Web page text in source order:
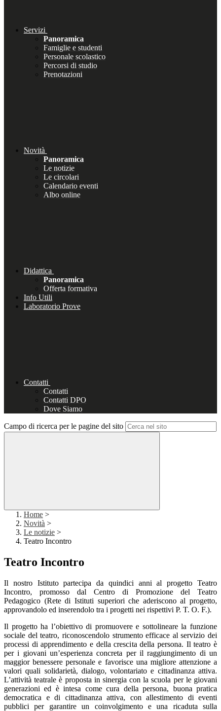
Servizi
Panoramica
Famiglie e studenti
Personale scolastico
Percorsi di studio
Prenotazioni
Novità
Panoramica
Le notizie
Le circolari
Calendario eventi
Albo online
Didattica
Panoramica
Offerta formativa
Info Utili
Laboratorio Prove
Contatti
Contatti
Contatti DPO
Dove Siamo
Campo di ricerca per le pagine del sito
Home >
Novità >
Le notizie >
Teatro Incontro
Teatro Incontro
Il nostro Istituto partecipa da quindici anni al progetto Teatro
Incontro, promosso dal Centro di Promozione del Teatro
Pedagogico (Rete di Istituti superiori che aderiscono al progetto,
approvandolo ed inserendolo tra i progetti nei rispettivi P. T. O. F.).
Il progetto ha l’obiettivo di promuovere e sottolineare la funzione
sociale del teatro, riconoscendolo strumento efficace al servizio dei
processi di apprendimento e della crescita della persona. Il teatro è
per i giovani un’esperienza concreta per il raggiungimento di un
maggior benessere personale e favorisce una migliore attenzione a
valori quali solidarietà, dialogo, volontariato e cittadinanza attiva.
L’attività teatrale è proposta in sinergia con la scuola per le giovani
generazioni ed è intesa come cura della persona, buona pratica
democratica e di cittadinanza attiva, con allestimento di eventi
pubblici per garantire un coinvolgimento e una ricaduta sulla